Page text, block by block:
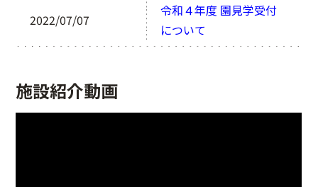
2022/07/07
令和４年度 園見学受付
について
施設紹介動画